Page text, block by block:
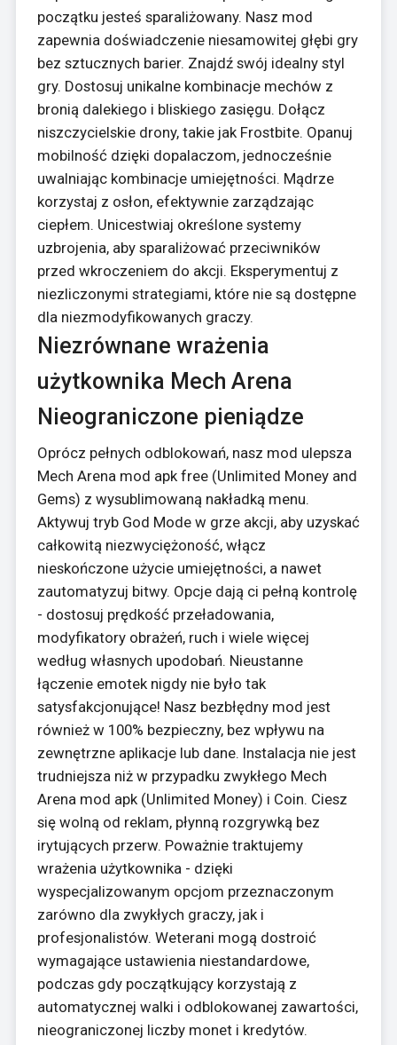
początku jesteś sparaliżowany. Nasz mod
zapewnia doświadczenie niesamowitej głębi gry
bez sztucznych barier. Znajdź swój idealny styl
gry. Dostosuj unikalne kombinacje mechów z
bronią dalekiego i bliskiego zasięgu. Dołącz
niszczycielskie drony, takie jak Frostbite. Opanuj
mobilność dzięki dopalaczom, jednocześnie
uwalniając kombinacje umiejętności. Mądrze
korzystaj z osłon, efektywnie zarządzając
ciepłem. Unicestwiaj określone systemy
uzbrojenia, aby sparaliżować przeciwników
przed wkroczeniem do akcji. Eksperymentuj z
niezliczonymi strategiami, które nie są dostępne
dla niezmodyfikowanych graczy.
Niezrównane wrażenia
użytkownika Mech Arena
Nieograniczone pieniądze
Oprócz pełnych odblokowań, nasz mod ulepsza
Mech Arena mod apk free (Unlimited Money and
Gems) z wysublimowaną nakładką menu.
Aktywuj tryb God Mode w grze akcji, aby uzyskać
całkowitą niezwyciężoność, włącz
nieskończone użycie umiejętności, a nawet
zautomatyzuj bitwy. Opcje dają ci pełną kontrolę
- dostosuj prędkość przeładowania,
modyfikatory obrażeń, ruch i wiele więcej
według własnych upodobań. Nieustanne
łączenie emotek nigdy nie było tak
satysfakcjonujące! Nasz bezbłędny mod jest
również w 100% bezpieczny, bez wpływu na
zewnętrzne aplikacje lub dane. Instalacja nie jest
trudniejsza niż w przypadku zwykłego Mech
Arena mod apk (Unlimited Money) i Coin. Ciesz
się wolną od reklam, płynną rozgrywką bez
irytujących przerw. Poważnie traktujemy
wrażenia użytkownika - dzięki
wyspecjalizowanym opcjom przeznaczonym
zarówno dla zwykłych graczy, jak i
profesjonalistów. Weterani mogą dostroić
wymagające ustawienia niestandardowe,
podczas gdy początkujący korzystają z
automatycznej walki i odblokowanej zawartości,
nieograniczonej liczby monet i kredytów.